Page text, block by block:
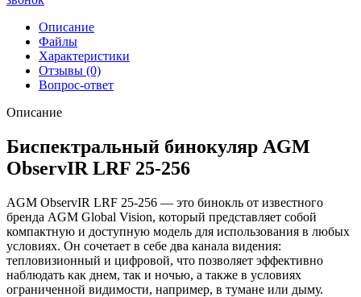
Описание
Файлы
Характеристики
Отзывы (0)
Вопрос-ответ
Описание
Биспектральный бинокуляр AGM
ObservIR LRF 25-256
AGM ObservIR LRF 25-256 — это бинокль от известного
бренда AGM Global Vision, который представляет собой
компактную и доступную модель для использования в любых
условиях. Он сочетает в себе два канала видения:
тепловизионный и цифровой, что позволяет эффективно
наблюдать как днем, так и ночью, а также в условиях
ограниченной видимости, например, в тумане или дыму.